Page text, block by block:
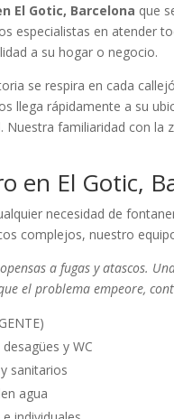
El Gotic, Barcelona que
especialistas en atender
a su hogar o negocio.
se respira en cada
llega rápidamente a su
familiaridad con
en El Gotic,
necesidad de
complejos, nuestro
a fugas y atascos.
el problema empeore,
y WC
sanitarios
agua